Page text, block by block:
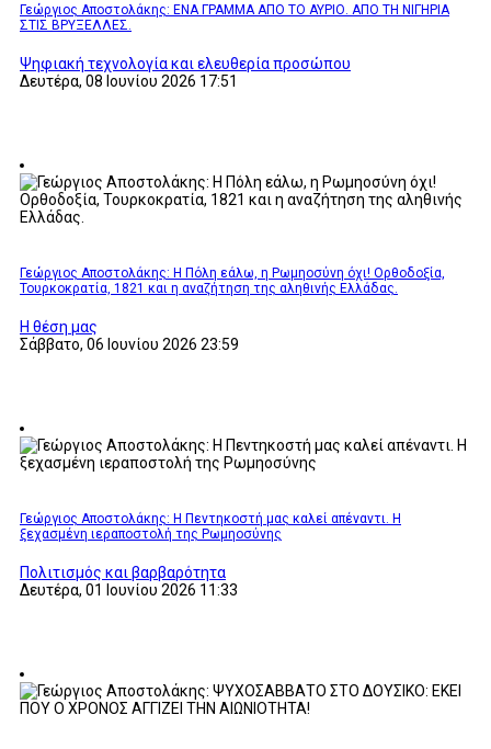
Γεώργιος Αποστολάκης: ΕΝΑ ΓΡΑΜΜΑ ΑΠΟ ΤΟ ΑΥΡΙΟ. ΑΠΟ ΤΗ ΝΙΓΗΡΙΑ
ΣΤΙΣ ΒΡΥΞΕΛΛΕΣ.
Ψηφιακή τεχνολογία και ελευθερία προσώπου
Δευτέρα, 08 Ιουνίου 2026 17:51
Γεώργιος Αποστολάκης: Η Πόλη εάλω, η Ρωμηοσύνη όχι! Ορθοδοξία,
Τουρκοκρατία, 1821 και η αναζήτηση της αληθινής Ελλάδας.
Η θέση μας
Σάββατο, 06 Ιουνίου 2026 23:59
Γεώργιος Αποστολάκης: Η Πεντηκοστή μας καλεί απέναντι. Η
ξεχασμένη ιεραποστολή της Ρωμηοσύνης
Πολιτισμός και βαρβαρότητα
Δευτέρα, 01 Ιουνίου 2026 11:33